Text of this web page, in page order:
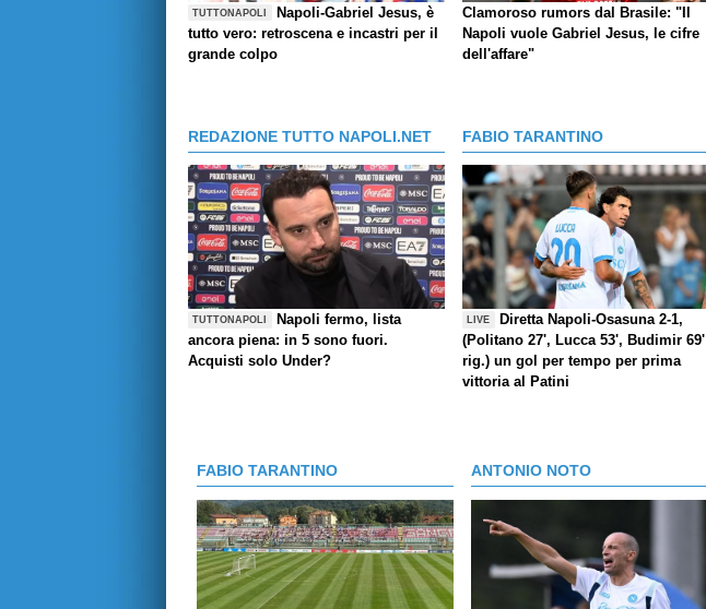
TUTTONAPOLI
Napoli-Gabriel Jesus, è
tutto vero: retroscena e incastri per il
grande colpo
Clamoroso rumors dal Brasile: "Il
Napoli vuole Gabriel Jesus, le cifre
dell'affare"
REDAZIONE TUTTO NAPOLI.NET
TUTTONAPOLI
Napoli fermo, lista
ancora piena: in 5 sono fuori.
Acquisti solo Under?
FABIO TARANTINO
LIVE
Diretta Napoli-Osasuna 2-1,
(Politano 27', Lucca 53', Budimir 69'
rig.) un gol per tempo per prima
vittoria al Patini
FABIO TARANTINO ANTONIO NOTO